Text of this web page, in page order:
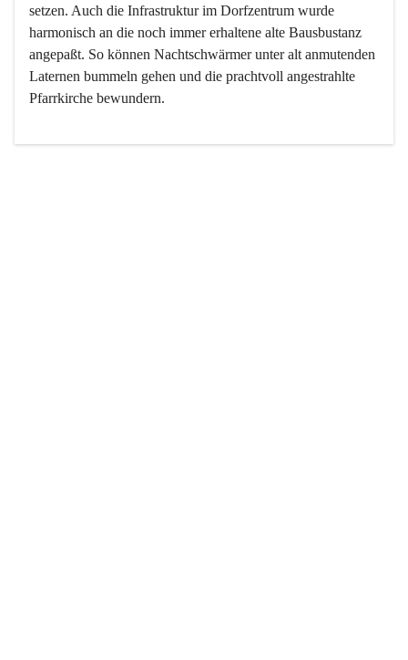
setzen. Auch die Infrastruktur im Dorfzentrum wurde
harmonisch an die noch immer erhaltene alte Bausbustanz
angepaßt. So können Nachtschwärmer unter alt anmutenden
Laternen bummeln gehen und die prachtvoll angestrahlte
Pfarrkirche bewundern.
Der Weinbau dominert heute nicht mehr, ist aber integrativer